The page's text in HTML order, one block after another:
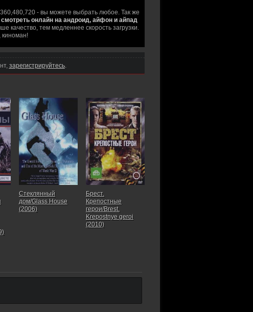
- вы можете выбрать любое. Так же
онлайн на андроид, айфон и айпад
качество, тем медленнее скорость загрузки.
киноман!
зарегистрируйтесь.
Стеклянный
дом/Glass House
(2006)
Брест.
Крепостные
герои/Brest.
Krepostnye geroi
(2010)